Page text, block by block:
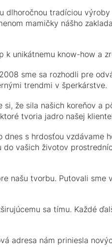
dlhoročnou tradíciou
mamičky nášho
unikátnemu know-how a
sme sa rozhodli pre
trendmi v šperkárstve.
si, že sila našich koreňov a
tvoria jadro našej
s hrdosťou vzdávame
vašich životov
našu tvorbu. Putovali sme
sa tímu. Každé
adresa nám priniesla